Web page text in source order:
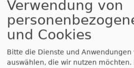
So, 6.9. 9 Uhr
Gottesdienst
Verwendung von
und Cookies
Bitte die Dienste und
auswählen, die wir nutzen möchten.